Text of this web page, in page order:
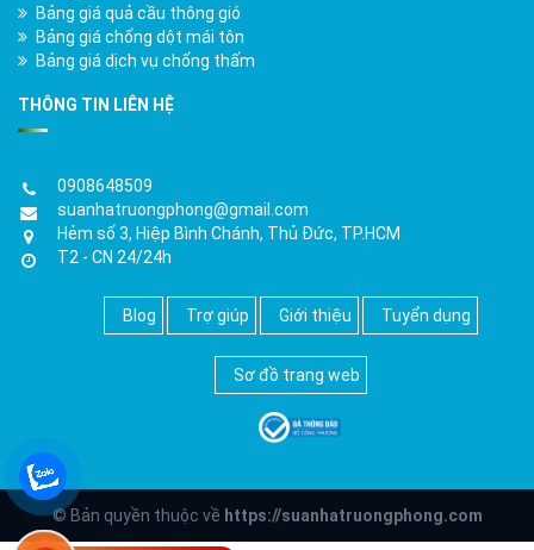
Bảng giá quả cầu thông gió
Bảng giá chống dột mái tôn
Bảng giá dịch vụ chống thấm
THÔNG TIN LIÊN HỆ
0908648509
suanhatruongphong@gmail.com
Hẻm số 3, Hiệp Bình Chánh, Thủ Đức, TP.HCM
T2 - CN 24/24h
Blog Trợ giúp Giới thiệu Tuyển dụng
Sơ đồ trang web
© Bản quyền thuộc về https://suanhatruongphong.com